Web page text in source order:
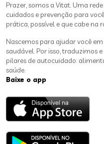
Prazer, somos a Vitat. Uma
cuidados e prevenção para
prática, possível e que cabe na
Nascemos para ajudar você
saudável. Por isso, traduzimos
pilares de autocuidado:
saúde.
Baixe o app